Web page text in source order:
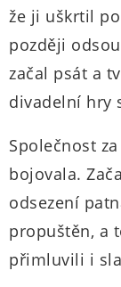
že ji uškrtil
později
začal psát a
divadelní hry
Společnost
bojovala.
odsezení
propuštěn, a
přimluvili i